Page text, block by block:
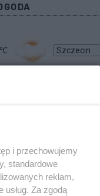
℃
i przechowujemy
standardowe
reklam,
Za zgodą